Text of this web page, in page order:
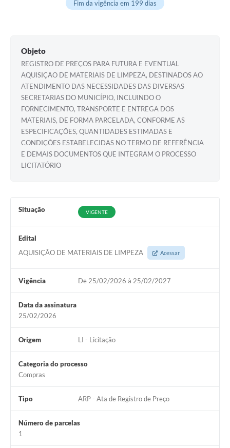
Fim da vigência em 199 dias
Objeto
REGISTRO DE PREÇOS PARA FUTURA E EVENTUAL
AQUISIÇÃO DE MATERIAIS DE LIMPEZA, DESTINADOS AO
ATENDIMENTO DAS NECESSIDADES DAS DIVERSAS
SECRETARIAS DO MUNICÍPIO, INCLUINDO O
FORNECIMENTO, TRANSPORTE E ENTREGA DOS
MATERIAIS, DE FORMA PARCELADA, CONFORME AS
ESPECIFICAÇÕES, QUANTIDADES ESTIMADAS E
CONDIÇÕES ESTABELECIDAS NO TERMO DE REFERÊNCIA
E DEMAIS DOCUMENTOS QUE INTEGRAM O PROCESSO
LICITATÓRIO
Situação VIGENTE
Edital
AQUISIÇÃO DE MATERIAIS DE LIMPEZA
Acessar
Vigência De 25/02/2026 à 25/02/2027
Data da assinatura
25/02/2026
Origem LI - Licitação
Categoria do processo
Compras
Tipo ARP - Ata de Registro de Preço
Número de parcelas
1